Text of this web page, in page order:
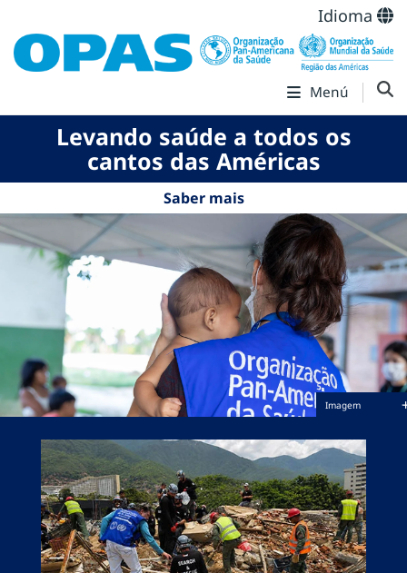
Idioma
Menú
Levando saúde a todos os
cantos das Américas
Saber mais
Imagem